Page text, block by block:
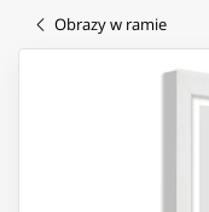
Obrazy w ramie